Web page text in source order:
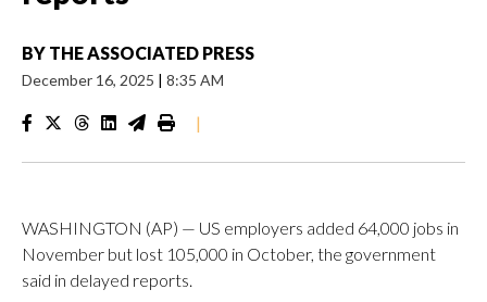
BY THE ASSOCIATED PRESS
December 16, 2025 | 8:35 AM
|
WASHINGTON (AP) — US employers added 64,000 jobs in
November but lost 105,000 in October, the government
said in delayed reports.